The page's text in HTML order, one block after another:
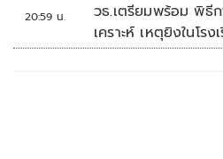
20:59 น.
วธ.เตรียมพร้อม พิธีก
เคราะห์ เหตุยิงในโรง